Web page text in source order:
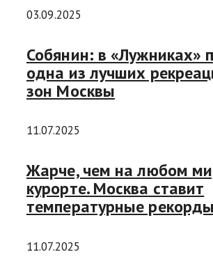
03.09.2025
Собянин: в «Лужниках»
одна из лучших
зон Москвы
11.07.2025
Жарче, чем на любом
курорте. Москва ставит
температурные рекорды
11.07.2025